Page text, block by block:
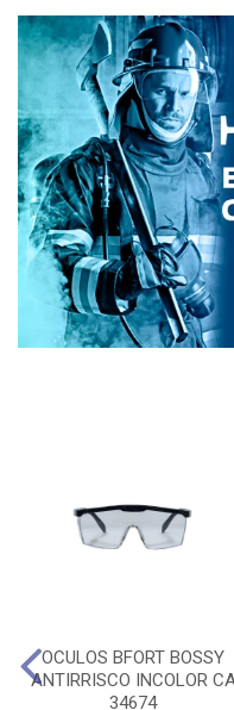
OCULOS BFORT BOSSY
ANTIRRISCO INCOLOR
34674